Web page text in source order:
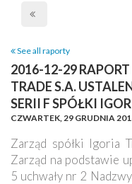
See all raporty
2016-12-29
TRADE S.A.
SERII F SPÓŁKI
CZWARTEK,29 GRUDNIA
Zarząd spółki Igoria
Zarząd na podstawie
5 uchwały nr 2